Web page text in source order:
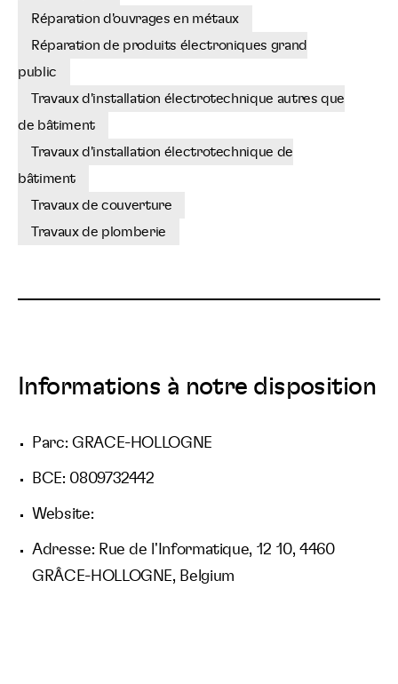
Réparation d'ouvrages en métaux
Réparation de produits électroniques grand
public
Travaux d'installation électrotechnique autres que
de bâtiment
Travaux d'installation électrotechnique de
bâtiment
Travaux de couverture
Travaux de plomberie
Informations à notre disposition
Parc: GRACE-HOLLOGNE
BCE: 0809732442
Website:
Adresse: Rue de l'Informatique, 12 10, 4460
GRÂCE-HOLLOGNE, Belgium